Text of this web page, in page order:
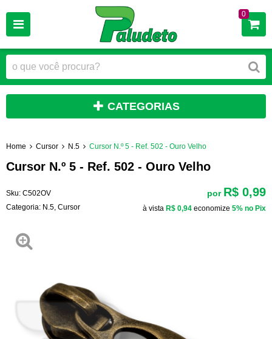
0
CATEGORIAS
Home Cursor N.5 Cursor N.º 5 - Ref. 502 - Ouro Velho
Cursor N.º 5 - Ref. 502 - Ouro Velho
Sku: C502OV
Categoria: N.5 Cursor
por R$ 0,99
à vista R$ 0,94 economize 5% no Pix